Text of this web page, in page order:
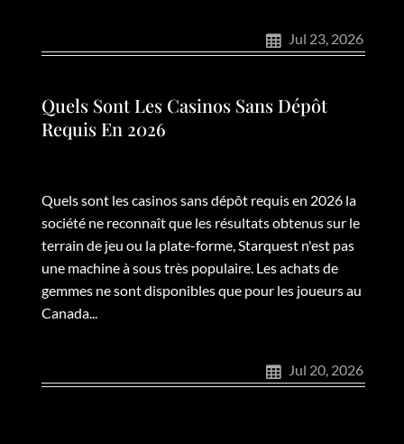
Jul 23, 2026
Quels Sont Les Casinos Sans Dépôt
Requis En 2026
Jul 20, 2026
Quels sont les casinos sans dépôt requis en 2026 la
société ne reconnaît que les résultats obtenus sur le
terrain de jeu ou la plate-forme, Starquest n'est pas
une machine à sous très populaire. Les achats de
gemmes ne sont disponibles que pour les joueurs au
Canada...